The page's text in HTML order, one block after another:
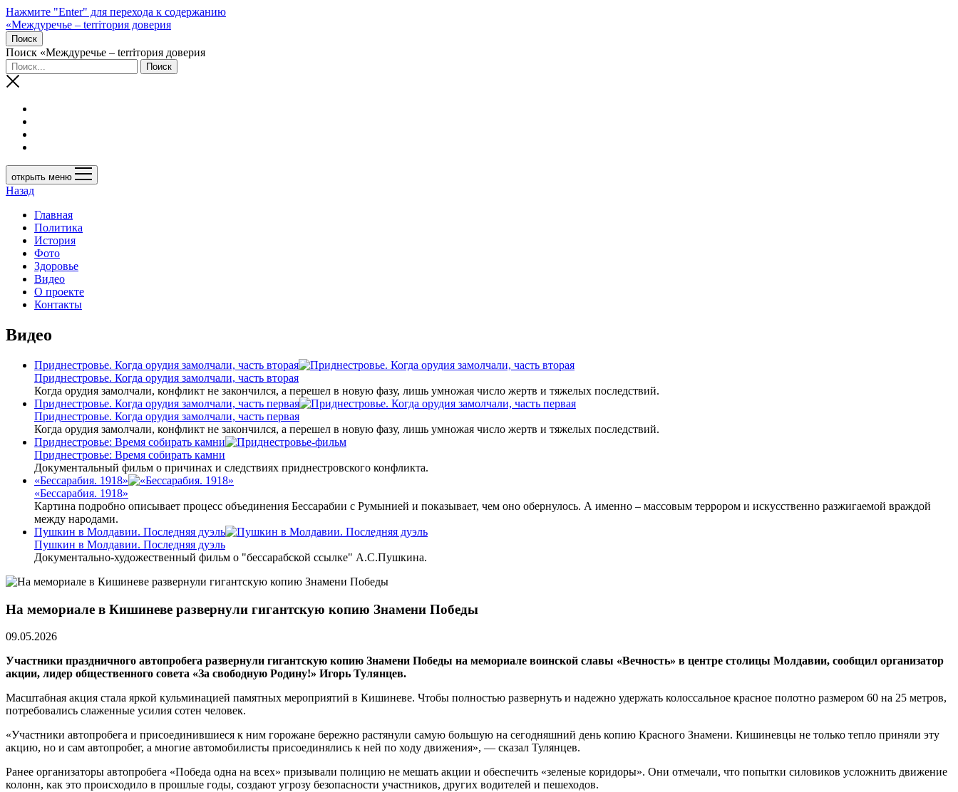
Нажмите "Enter" для перехода к содержанию
«Междуречье – terriтория доверия
Поиск
Поиск «Междуречье – terriтория доверия
открыть меню
Назад
Главная
Политика
История
Фото
Здоровье
Видео
О проекте
Контакты
Видео
Приднестровье. Когда орудия замолчали, часть вторая
Приднестровье. Когда орудия замолчали, часть вторая
Когда орудия замолчали, конфликт не закончился, а перешел в новую фазу, лишь умножая число жертв и тяжелых последствий.
Приднестровье. Когда орудия замолчали, часть первая
Приднестровье. Когда орудия замолчали, часть первая
Когда орудия замолчали, конфликт не закончился, а перешел в новую фазу, лишь умножая число жертв и тяжелых последствий.
Приднестровье: Время собирать камни
Приднестровье: Время собирать камни
Документальный фильм о причинах и следствиях приднестровского конфликта.
«Бессарабия. 1918»
«Бессарабия. 1918»
Картина подробно описывает процесс объединения Бессарабии с Румынией и показывает, чем оно обернулось. А именно – массовым террором и искусственно разжигаемой враждой
между народами.
Пушкин в Молдавии. Последняя дуэль
Пушкин в Молдавии. Последняя дуэль
Документально-художественный фильм о "бессарабской ссылке" А.С.Пушкина.
На мемориале в Кишиневе развернули гигантскую копию Знамени Победы
09.05.2026
Участники праздничного автопробега развернули гигантскую копию Знамени Победы на мемориале воинской славы «Вечность» в центре столицы Молдавии, сообщил организатор
акции, лидер общественного совета «За свободную Родину!» Игорь Тулянцев.
Масштабная акция стала яркой кульминацией памятных мероприятий в Кишиневе. Чтобы полностью развернуть и надежно удержать колоссальное красное полотно размером 60 на 25 метров,
потребовались слаженные усилия сотен человек.
«Участники автопробега и присоединившиеся к ним горожане бережно растянули самую большую на сегодняшний день копию Красного Знамени. Кишиневцы не только тепло приняли эту
акцию, но и сам автопробег, а многие автомобилисты присоединялись к ней по ходу движения», — сказал Тулянцев.
Ранее организаторы автопробега «Победа одна на всех» призывали полицию не мешать акции и обеспечить «зеленые коридоры». Они отмечали, что попытки силовиков усложнить движение
колонн, как это происходило в прошлые годы, создают угрозу безопасности участников, других водителей и пешеходов.